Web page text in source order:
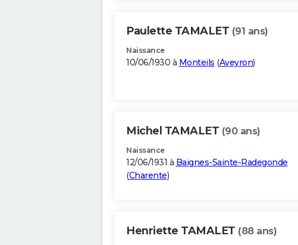
Paulette TAMALET (91 ans)
Naissance
10/06/1930 à Monteils (Aveyron)
Michel TAMALET (90 ans)
Naissance
12/06/1931 à Baignes-Sainte-Radegonde
(Charente)
Henriette TAMALET (88 ans)